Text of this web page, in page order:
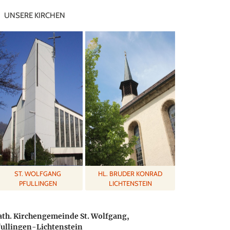
UNSERE KIRCHEN
ST. WOLFGANG
PFULLINGEN
HL. BRUDER KONRAD
LICHTENSTEIN
Kirchengemeinde St. Wolfgang,
Lichtenstein